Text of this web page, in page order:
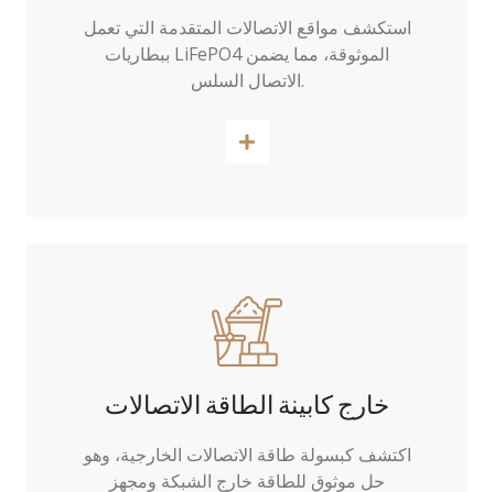
استكشف مواقع الاتصالات المتقدمة التي تعمل
ببطاريات LiFePO4 الموثوقة، مما يضمن
الاتصال السلس.
خارج كابينة الطاقة الاتصالات
اكتشف كبسولة طاقة الاتصالات الخارجية، وهو
حل موثوق للطاقة خارج الشبكة ومجهز